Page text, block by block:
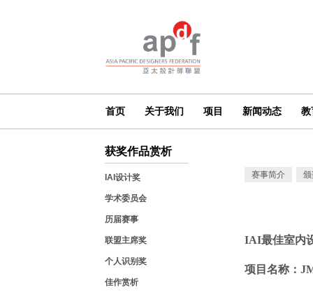
首页 关于我们 项目 新闻动态 教
获奖作品赏析
IAI设计奖
学术委员会
历届赛事
联盟主席奖
个人识别奖
佳作赏析
赛事简介
IAI最佳室内
项目名称：